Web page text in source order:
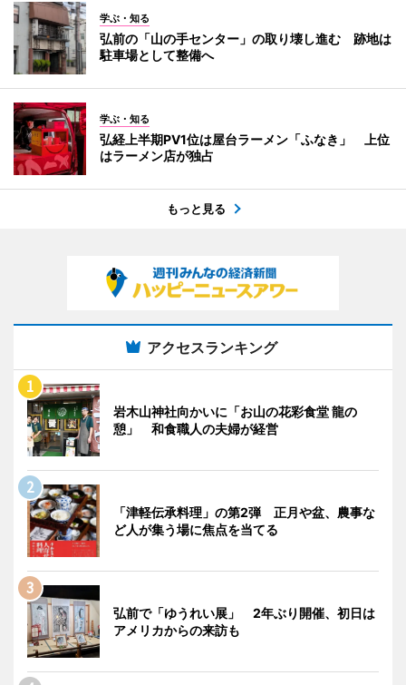
学ぶ・知る
弘前の「山の手センター」の取り壊し進む 跡地は
駐車場として整備へ
学ぶ・知る
弘経上半期PV1位は屋台ラーメン「ふなき」 上位
はラーメン店が独占
もっと見る
アクセスランキング
岩木山神社向かいに「お山の花彩食堂 龍の
憩」 和食職人の夫婦が経営
「津軽伝承料理」の第2弾 正月や盆、農事な
ど人が集う場に焦点を当てる
弘前で「ゆうれい展」 2年ぶり開催、初日は
アメリカからの来訪も